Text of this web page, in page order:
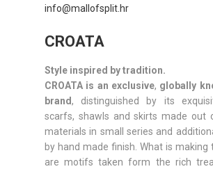
info@mallofsplit.hr
CROATA
Style inspired by tradition.
CROATA is an exclusive, globally
brand, distinguished by its
scarfs, shawls and skirts made out
materials in small series and
by hand made finish. What is making
are motifs taken form the rich